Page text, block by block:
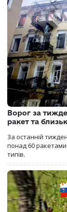
Ворог за
ракет та
За останній
понад 60
типів.